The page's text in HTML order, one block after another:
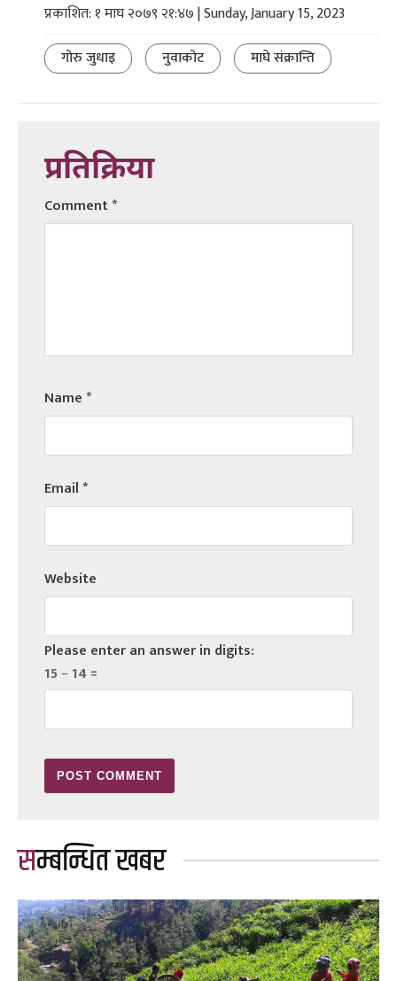
प्रकाशित: १ माघ २०७९ २१:४७ | Sunday, January 15, 2023
गोरु जुधाइ
नुवाकोट माघे संक्रान्ति
प्रतिक्रिया
Comment*
Name*
Email*
Website
Please enter an answer in digits:
15 − 14 =
सम्बन्धित खबर